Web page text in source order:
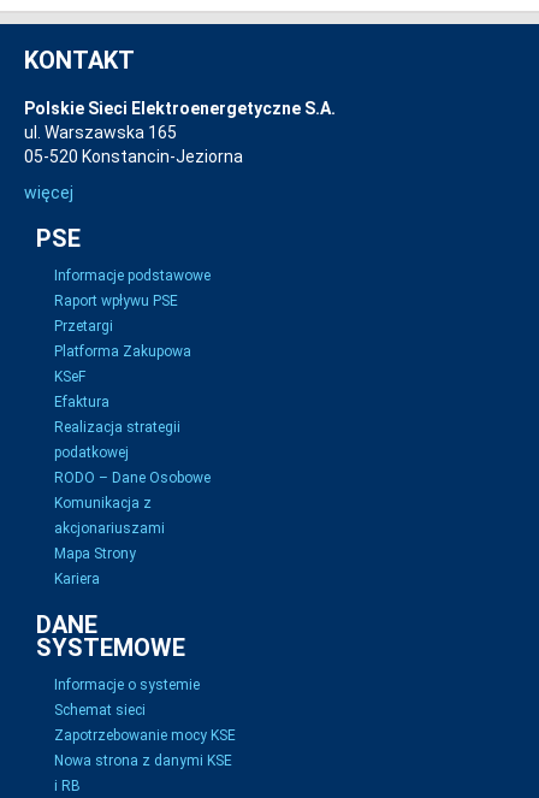
KONTAKT
Polskie Sieci Elektroenergetyczne S.A.
ul. Warszawska 165
05-520 Konstancin-Jeziorna
więcej
PSE
Informacje podstawowe
Raport wpływu PSE
Przetargi
Platforma Zakupowa
KSeF
Efaktura
Realizacja strategii
podatkowej
RODO – Dane Osobowe
Komunikacja z
akcjonariuszami
Mapa Strony
Kariera
DANE
SYSTEMOWE
Informacje o systemie
Schemat sieci
Zapotrzebowanie mocy KSE
Nowa strona z danymi KSE
i RB